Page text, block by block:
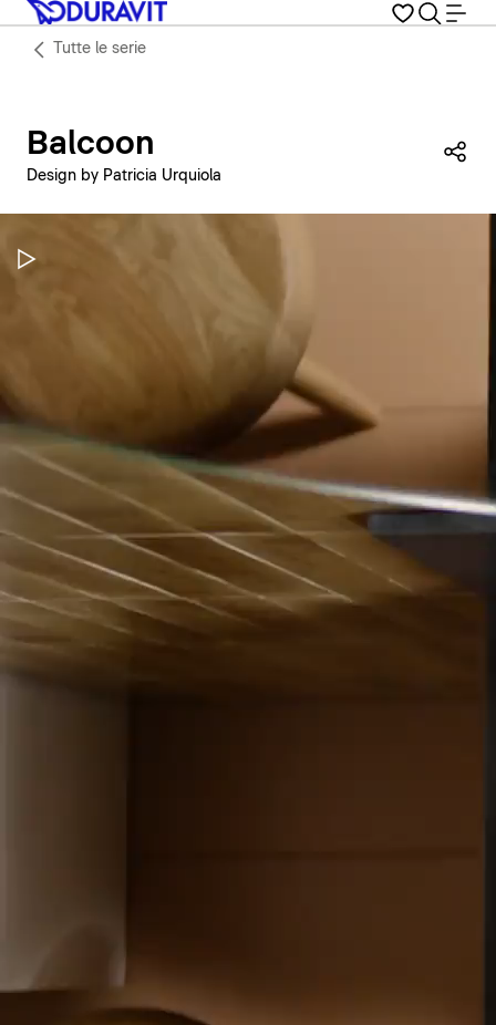
Tutte le serie
Balcoon
Design by Patricia Urquiola
Metti in pausa il video